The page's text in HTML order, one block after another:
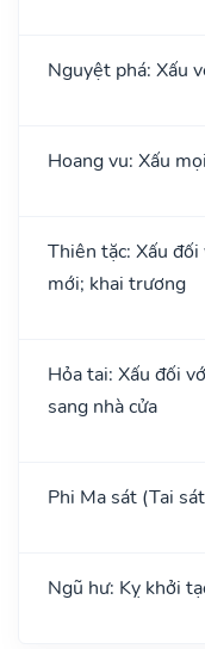
Nguyệt phá: Xấu
Hoang vu: Xấu
Thiên tặc: Xấu
mới; khai trương
Hỏa tai: Xấu đối
sang nhà cửa
Phi Ma sát (Tai
Ngũ hư: Kỵ khởi